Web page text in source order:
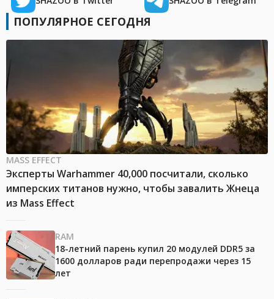
ПОПУЛЯРНОЕ СЕГОДНЯ
MASS EFFECT
Эксперты Warhammer 40,000 посчитали, сколько
имперских титанов нужно, чтобы завалить Жнеца
из Mass Effect
RAM
18-летний парень купил 20 модулей DDR5 за
1600 долларов ради перепродажи через 15
лет